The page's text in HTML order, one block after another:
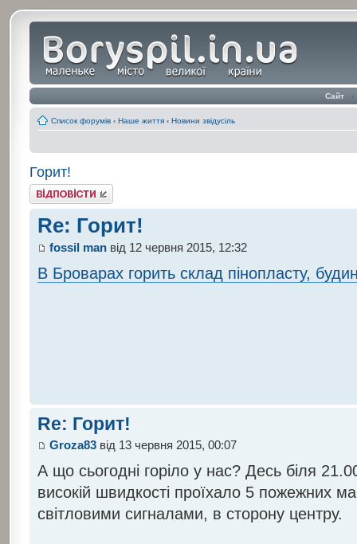
Сайт ‹
Список форумів ‹ Наше життя ‹ Новини звідусіль
Горит!
Відповісти
Re: Горит!
fossil manвід 12 червня 2015, 12:32
В Броварах горить склад пінопласту,
Re: Горит!
Groza83від 13 червня 2015, 00:07
А що сьогодні горіло у нас? Десь біля
високій швидкості проїхало 5 пожежних
світловими сигналами, в сторону центру.